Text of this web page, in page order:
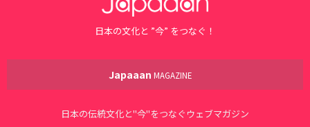
日本の文化と ”今” をつなぐ！
Japaaan MAGAZINE
日本の伝統文化と"今"をつなぐウェブマガジン